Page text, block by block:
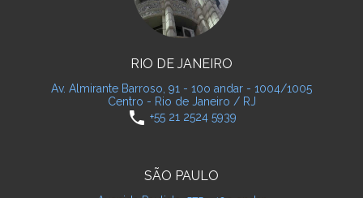
RIO DE JANEIRO
Av. Almirante Barroso, 91 - 10o andar - 1004/1005
Centro - Rio de Janeiro / RJ
phone +55 21 2524 5939
SÃO PAULO